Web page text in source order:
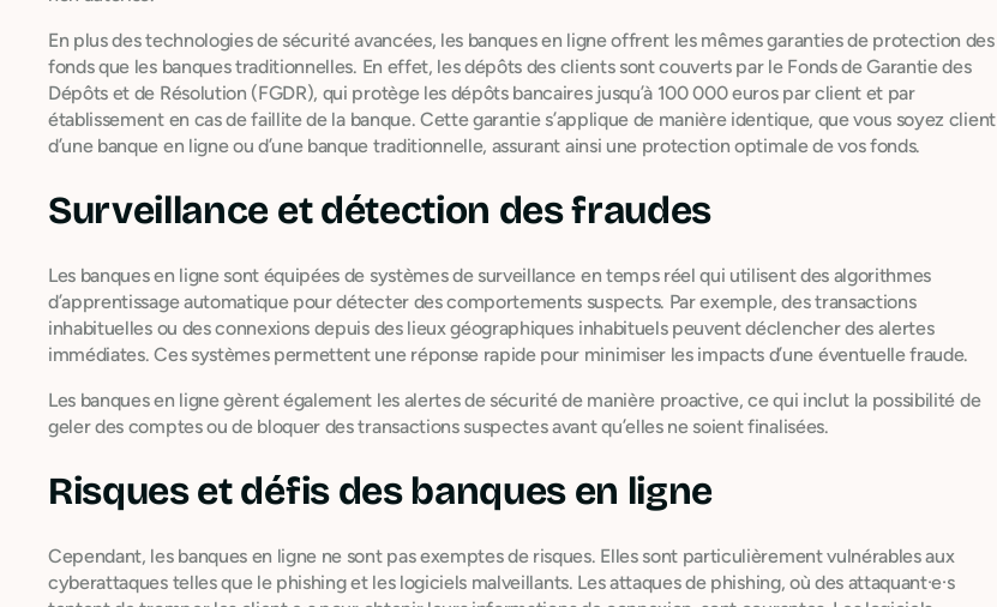
En plus des technologies de sécurité avancées, les banques en ligne offrent les mêmes garanties de protection des
fonds que les banques traditionnelles. En effet, les dépôts des clients sont couverts par le Fonds de Garantie des
Dépôts et de Résolution (FGDR), qui protège les dépôts bancaires jusqu’à 100 000 euros par client et par
établissement en cas de faillite de la banque. Cette garantie s’applique de manière identique, que vous soyez client
d’une banque en ligne ou d’une banque traditionnelle, assurant ainsi une protection optimale de vos fonds.
Surveillance et détection des fraudes
Les banques en ligne sont équipées de systèmes de surveillance en temps réel qui utilisent des algorithmes
d’apprentissage automatique pour détecter des comportements suspects. Par exemple, des transactions
inhabituelles ou des connexions depuis des lieux géographiques inhabituels peuvent déclencher des alertes
immédiates. Ces systèmes permettent une réponse rapide pour minimiser les impacts d’une éventuelle fraude.
Les banques en ligne gèrent également les alertes de sécurité de manière proactive, ce qui inclut la possibilité de
geler des comptes ou de bloquer des transactions suspectes avant qu’elles ne soient finalisées.
Risques et défis des banques en ligne
Cependant, les banques en ligne ne sont pas exemptes de risques. Elles sont particulièrement vulnérables aux
cyberattaques telles que le phishing et les logiciels malveillants. Les attaques de phishing, où des attaquant·e·s